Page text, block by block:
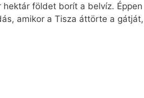
földet borít a belvíz. Éppen
amikor a Tisza áttörte a gátját,